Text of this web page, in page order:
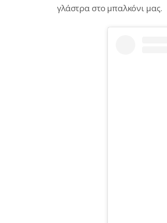
γλάστρα στο μπαλκόνι μας.